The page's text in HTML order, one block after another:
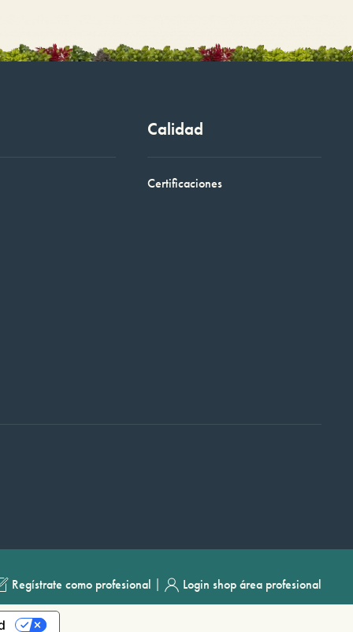
Calidad
Certificaciones
Regístrate como profesional | Login shop área profesional